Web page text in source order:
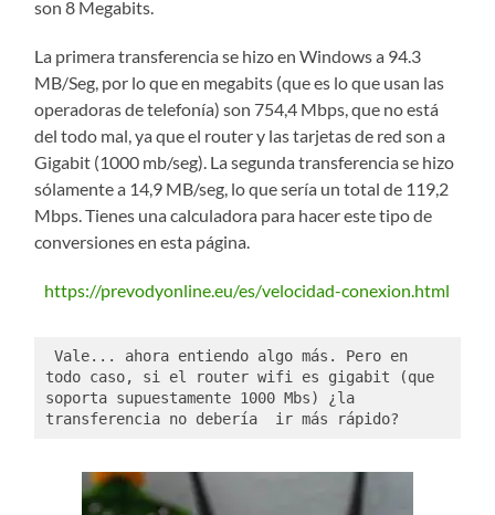
son 8 Megabits.
La primera transferencia se hizo en Windows a 94.3
MB/Seg, por lo que en megabits (que es lo que usan las
operadoras de telefonía) son 754,4 Mbps, que no está
del todo mal, ya que el router y las tarjetas de red son a
Gigabit (1000 mb/seg). La segunda transferencia se hizo
sólamente a 14,9 MB/seg, lo que sería un total de 119,2
Mbps. Tienes una calculadora para hacer este tipo de
conversiones en esta página.
https://prevodyonline.eu/es/velocidad-conexion.html
todo caso, si el router wifi es gigabit (que
soporta supuestamente 1000 Mbs) ¿la
transferencia no debería  ir más rápido?